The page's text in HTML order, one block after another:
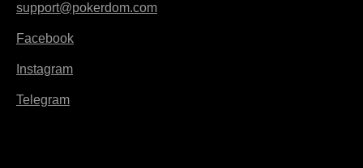
support@pokerdom.com
Facebook
Instagram
Telegram